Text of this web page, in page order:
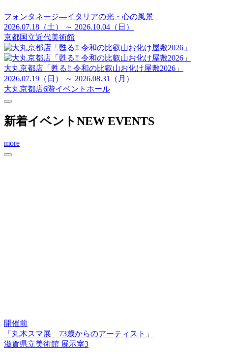
フォンタネージ—イタリアの光・心の風景
2026.07.18（土） ～ 2026.10.04（日）
京都国立近代美術館
大丸京都店「甦る‼ 令和の比叡山お化け屋敷2026」
2026.07.19（日） ～ 2026.08.31（月）
大丸京都店6階イベントホール
新着イベントNEW EVENTS
more
開催前
「丸木スマ展 73歳からのアーティスト」
滋賀県立美術館 展示室3